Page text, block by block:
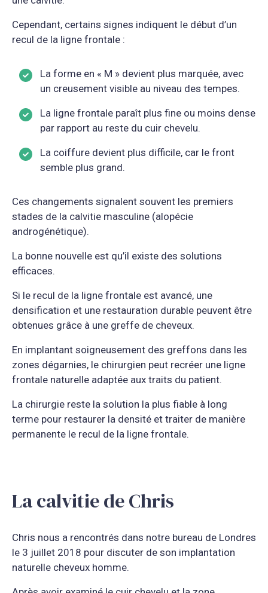
Cependant, certains signes indiquent le début d’un
recul de la ligne frontale :
La forme en « M » devient plus marquée, avec
un creusement visible au niveau des tempes.
La ligne frontale paraît plus fine ou moins dense
par rapport au reste du cuir chevelu.
La coiffure devient plus difficile, car le front
semble plus grand.
Ces changements signalent souvent les premiers
stades de la calvitie masculine (alopécie
androgénétique).
La bonne nouvelle est qu’il existe des solutions
efficaces.
Si le recul de la ligne frontale est avancé, une
densification et une restauration durable peuvent être
obtenues grâce à une greffe de cheveux.
En implantant soigneusement des greffons dans les
zones dégarnies, le chirurgien peut recréer une ligne
frontale naturelle adaptée aux traits du patient.
La chirurgie reste la solution la plus fiable à long
terme pour restaurer la densité et traiter de manière
permanente le recul de la ligne frontale.
La calvitie de Chris
Chris nous a rencontrés dans notre bureau de Londres
le 3 juillet 2018 pour discuter de son implantation
naturelle cheveux homme.